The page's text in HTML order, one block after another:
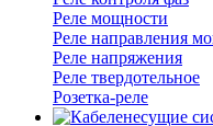
Реле мощности
Реле направления
Реле напряжения
Реле твердотельное
Розетка-реле